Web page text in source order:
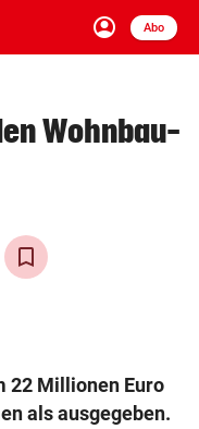
account_circle
Anmelden
Abo
close Schließen
arrow_right
Wohnbau-
22 Millionen Euro
als ausgegeben.